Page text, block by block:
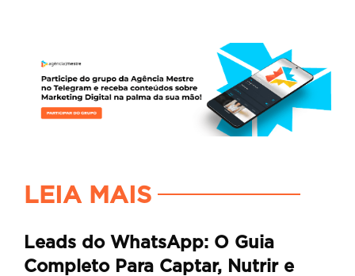
LEIA MAIS
Leads do WhatsApp: O Guia
Completo Para Captar, Nutrir e